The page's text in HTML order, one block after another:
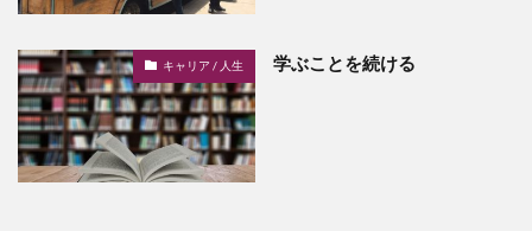
キャリア / 人生 学ぶことを続ける